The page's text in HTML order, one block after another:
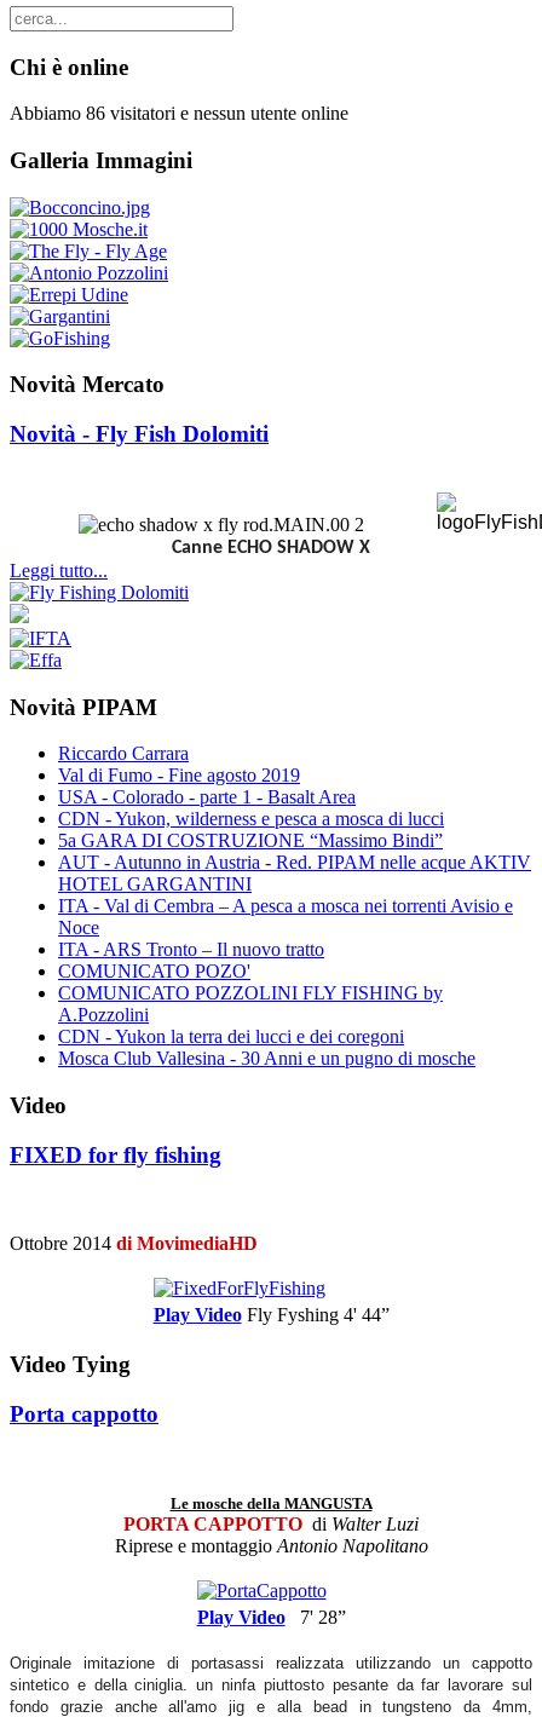
Chi è online
Abbiamo 86 visitatori e nessun utente online
Galleria Immagini
Novità Mercato
Novità - Fly Fish Dolomiti
Canne ECHO SHADOW X
Leggi tutto...
Novità PIPAM
Riccardo Carrara
Val di Fumo - Fine agosto 2019
USA - Colorado - parte 1 - Basalt Area
CDN - Yukon, wilderness e pesca a mosca di lucci
5a GARA DI COSTRUZIONE “Massimo Bindi”
AUT - Autunno in Austria - Red. PIPAM nelle acque AKTIV
HOTEL GARGANTINI
ITA - Val di Cembra – A pesca a mosca nei torrenti Avisio e
Noce
ITA - ARS Tronto – Il nuovo tratto
COMUNICATO POZO'
COMUNICATO POZZOLINI FLY FISHING by
A.Pozzolini
CDN - Yukon la terra dei lucci e dei coregoni
Mosca Club Vallesina - 30 Anni e un pugno di mosche
Video
FIXED for fly fishing
Ottobre 2014 di MovimediaHD
Play Video Fly Fyshing 4' 44”
Video Tying
Porta cappotto
Le mosche della MANGUSTA
PORTA CAPPOTTO di Walter Luzi
Riprese e montaggioAntonio Napolitano
Play Video 7' 28”
Originale imitazione di portasassi realizzata utilizzando un cappotto
sintetico e della ciniglia. un ninfa piuttosto pesante da far lavorare sul
fondo grazie anche all'amo jig e alla bead in tungsteno da 4mm,